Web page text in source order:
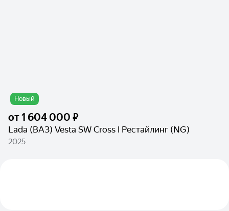
Новый
от1 604 000 ₽
Lada (ВАЗ) Vesta SW Cross I Рестайлинг (NG)
2025